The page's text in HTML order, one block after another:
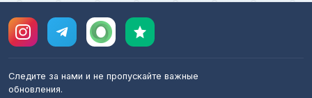
Следите за нами и не пропускайте важные
обновления.